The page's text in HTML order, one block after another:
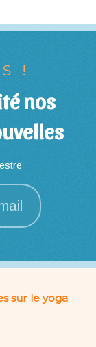
!
nos
sur le yoga